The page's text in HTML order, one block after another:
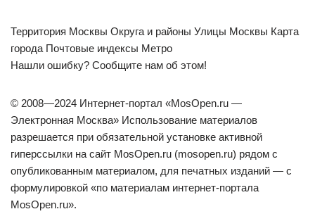
Территория Москвы Округа и районы Улицы Москвы Карта
города Почтовые индексы Метро
Нашли ошибку? Сообщите нам об этом!
© 2008—2024 Интернет-портал «MosOpen.ru —
Электронная Москва» Использование материалов
разрешается при обязательной установке активной
гиперссылки на сайт MosOpen.ru (mosopen.ru) рядом с
опубликованным материалом, для печатных изданий — с
формулировкой «по материалам интернет-портала
MosOpen.ru».